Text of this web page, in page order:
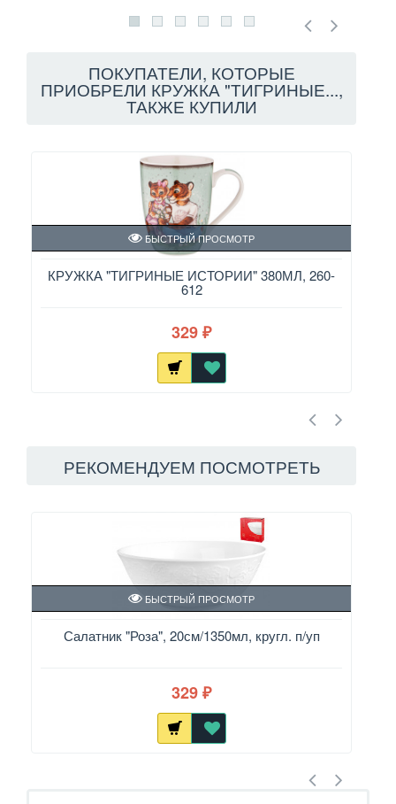
ПОКУПАТЕЛИ, КОТОРЫЕ
ПРИОБРЕЛИ КРУЖКА "ТИГРИНЫЕ...,
ТАКЖЕ КУПИЛИ
КРУЖКА "ТИГРИНЫЕ ИСТОРИИ" 380МЛ, 260-
612
БЫСТРЫЙ ПРОСМОТР
329 ₽
РЕКОМЕНДУЕМ ПОСМОТРЕТЬ
Салатник "Роза", 20см/1350мл, кругл. п/уп
БЫСТРЫЙ ПРОСМОТР
329 ₽